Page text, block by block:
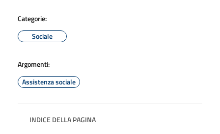
Categorie:
Sociale
Argomenti:
Assistenza sociale
INDICE DELLA PAGINA